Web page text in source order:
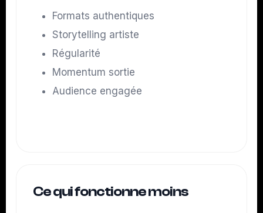
Formats authentiques
Storytelling artiste
Régularité
Momentum sortie
Audience engagée
Ce qui fonctionne moins